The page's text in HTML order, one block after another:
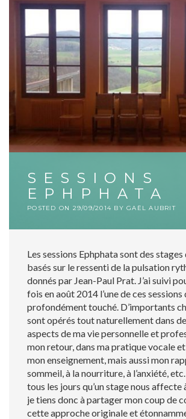
SESSIONS
EPHPHATA
POSTED ON 29/09/2014 BY GAËL AUBRIT
Les sessions Ephphata sont des
basés sur le ressenti de la pulsation
donnés par Jean-Paul Prat. J’ai suivi
fois en août 2014 l’une de ces sessions
profondément touché. D’importants
sont opérés tout naturellement dans
aspects de ma vie personnelle et
mon retour, dans ma pratique vocale
mon enseignement, mais aussi mon
sommeil, à la nourriture, à l’anxiété,
tous les jours qu’un stage nous affecte
je tiens donc à partager mon coup de
cette approche originale et